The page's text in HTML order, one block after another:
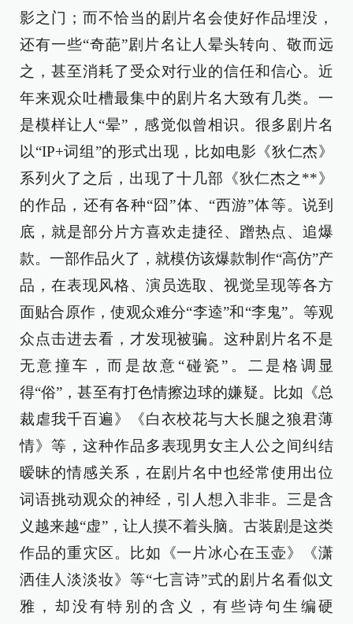
影之门；而不恰当的剧片名会使好作品埋没，
还有一些“奇葩”剧片名让人晕头转向、敬而远
之，甚至消耗了受众对行业的信任和信心。近
年来观众吐槽最集中的剧片名大致有几类。一
是模样让人“晕”，感觉似曾相识。很多剧片名
以“IP+词组”的形式出现，比如电影《狄仁杰》
系列火了之后，出现了十几部《狄仁杰之**》
的作品，还有各种“囧”体、“西游”体等。说到
底，就是部分片方喜欢走捷径、蹭热点、追爆
款。一部作品火了，就模仿该爆款制作“高仿”产
品，在表现风格、演员选取、视觉呈现等各方
面贴合原作，使观众难分“李逵”和“李鬼”。等观
众点击进去看，才发现被骗。这种剧片名不是
无意撞车，而是故意“碰瓷”。二是格调显
得“俗”，甚至有打色情擦边球的嫌疑。比如《总
裁虐我千百遍》《白衣校花与大长腿之狼君薄
情》等，这种作品多表现男女主人公之间纠结
暧昧的情感关系，在剧片名中也经常使用出位
词语挑动观众的神经，引人想入非非。三是含
义越来越“虚”，让人摸不着头脑。古装剧是这类
作品的重灾区。比如《一片冰心在玉壶》《潇
洒佳人淡淡妆》等“七言诗”式的剧片名看似文
雅，却没有特别的含义，有些诗句生编硬